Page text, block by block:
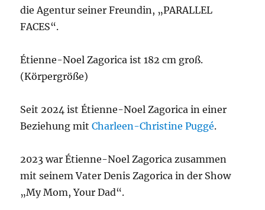
die Agentur seiner Freundin, „PARALLEL
FACES“.
Étienne-Noel Zagorica ist 182 cm groß.
(Körpergröße)
Seit 2024 ist Étienne-Noel Zagorica in einer
Beziehung mitCharleen-Christine Puggé.
2023 war Étienne-Noel Zagorica zusammen
mit seinem Vater Denis Zagorica in der Show
„My Mom, Your Dad“.